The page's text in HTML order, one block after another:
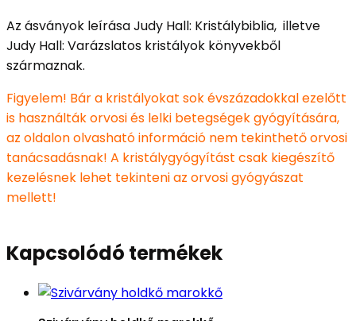
Az ásványok leírása Judy Hall: Kristálybiblia, illetve
Judy Hall: Varázslatos kristályok könyvekből
származnak.
Figyelem! Bár a kristályokat sok évszázadokkal ezelőtt
is használták orvosi és lelki betegségek gyógyítására,
az oldalon olvasható információ nem tekinthető orvosi
tanácsadásnak! A kristálygyógyítást csak kiegészítő
kezelésnek lehet tekinteni az orvosi gyógyászat
mellett!
Kapcsolódó termékek